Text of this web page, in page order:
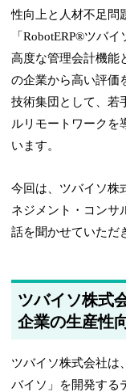
性向上と人材不足問
「RobotERP®ツバ
高度な管理会計機能
の企業から高い評価
技術集団として、若
ルリモートワークを
います。
今回は、ツバイソ株
ネジメント・コンサ
話を聞かせていただ
ツバイソ株式
企業の生産性
ツバイソ株式会社は
バイソ」を開発する